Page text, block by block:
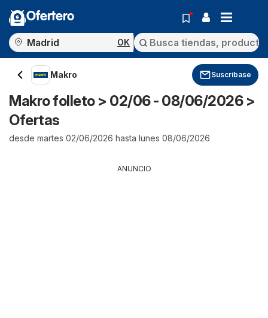
Ofertero
OK
Makro Suscríbase
Makro folleto > 02/06 - 08/06/2026 >
Ofertas
desde martes 02/06/2026 hasta lunes 08/06/2026
ANUNCIO